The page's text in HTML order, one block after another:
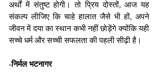
अर्थों में संतुष्ट होगी। तो प्रिय दोस्तों, आज यह
संकल्प लीजिए कि चाहे हालात जैसे भी हों, अपने
जीवन में दया का स्थान कभी नहीं छोड़ेंगे क्योंकि यही
सच्चे धर्म और सच्ची सफलता की पहली सीढ़ी है।
-निर्मल भटनागर